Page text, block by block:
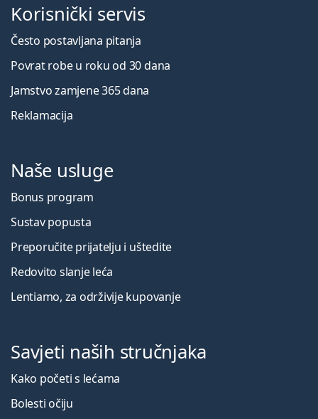
Korisnički servis
Često postavljana pitanja
Povrat robe u roku od 30 dana
Jamstvo zamjene 365 dana
Reklamacija
Naše usluge
Bonus program
Sustav popusta
Preporučite prijatelju i uštedite
Redovito slanje leća
Lentiamo, za održivije kupovanje
Savjeti naših stručnjaka
Kako početi s lećama
Bolesti očiju